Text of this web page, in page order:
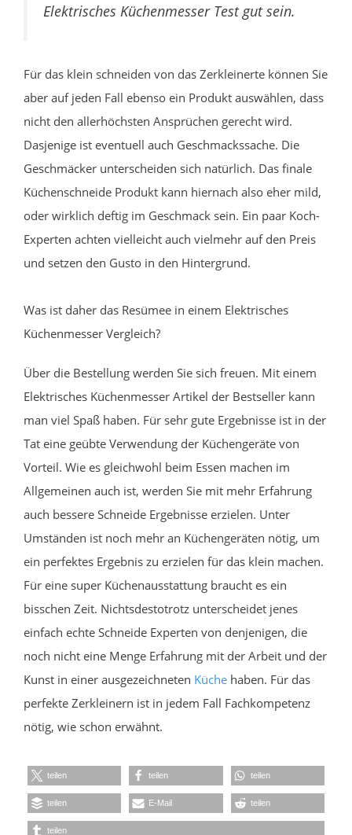
Elektrisches Küchenmesser Test gut sein.
Für das klein schneiden von das Zerkleinerte können Sie
aber auf jeden Fall ebenso ein Produkt auswählen, dass
nicht den allerhöchsten Ansprüchen gerecht wird.
Dasjenige ist eventuell auch Geschmackssache. Die
Geschmäcker unterscheiden sich natürlich. Das finale
Küchenschneide Produkt kann hiernach also eher mild,
oder wirklich deftig im Geschmack sein. Ein paar Koch-
Experten achten vielleicht auch vielmehr auf den Preis
und setzen den Gusto in den Hintergrund.
Was ist daher das Resümee in einem Elektrisches
Küchenmesser Vergleich?
Über die Bestellung werden Sie sich freuen. Mit einem
Elektrisches Küchenmesser Artikel der Bestseller kann
man viel Spaß haben. Für sehr gute Ergebnisse ist in der
Tat eine geübte Verwendung der Küchengeräte von
Vorteil. Wie es gleichwohl beim Essen machen im
Allgemeinen auch ist, werden Sie mit mehr Erfahrung
auch bessere Schneide Ergebnisse erzielen. Unter
Umständen ist noch mehr an Küchengeräten nötig, um
ein perfektes Ergebnis zu erzielen für das klein machen.
Für eine super Küchenausstattung braucht es ein
bisschen Zeit. Nichtsdestotrotz unterscheidet jenes
einfach echte Schneide Experten von denjenigen, die
noch nicht eine Menge Erfahrung mit der Arbeit und der
Kunst in einer ausgezeichneten Küche haben. Für das
perfekte Zerkleinern ist in jedem Fall Fachkompetenz
nötig, wie schon erwähnt.
teilen teilen teilen
teilen E-Mail teilen
teilen